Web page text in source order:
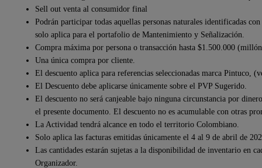
Sell out venta al consumidor final
Podrán participar todas aquellas personas naturales identificadas
solo aplica para el portafolio de Mantenimiento y Señalización.
Compra máxima por persona o transacción hasta $1.500.000
Una única compra por cliente.
El descuento aplica para referencias seleccionadas marca Pintuco,
El Descuento debe aplicarse únicamente sobre el PVP Sugerido.
El descuento no será canjeable bajo ninguna circunstancia por
el presente documento. El descuento no es acumulable con otras
La Actividad tendrá alcance en todo el territorio Colombiano.
Solo aplica las facturas emitidas únicamente el 4 al 9 de abril de
Las cantidades estarán sujetas a la disponibilidad de inventario en
Organizador.